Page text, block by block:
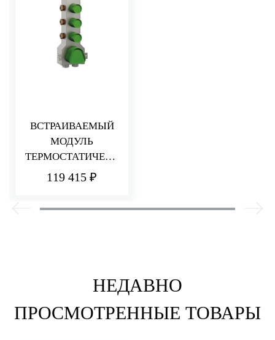
ВСТРАИВАЕМЫЙ
МОДУЛЬ
ТЕРМОСТАТИЧЕСК
ОГО СМЕСИТЕЛЯ
119 415 ₽
НЕДАВНО
ПРОСМОТРЕННЫЕ ТОВАРЫ